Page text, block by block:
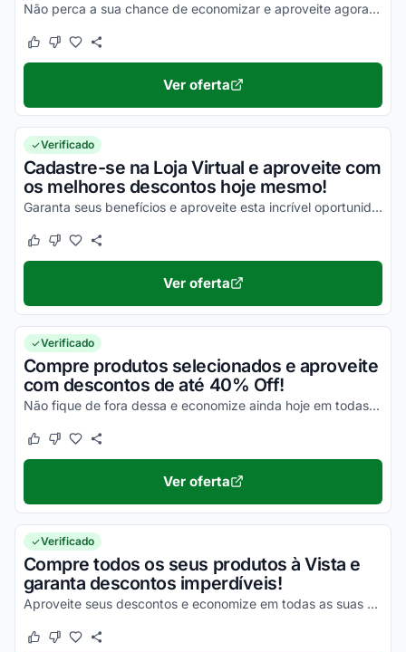
Não perca a sua chance de economizar e aproveite agora mesmo seus benefícios!
Este cupom funcionou
Este cupom não funcionou
Ver oferta
Verificado
Cadastre-se na Loja Virtual e aproveite com
os melhores descontos hoje mesmo!
Garanta seus benefícios e aproveite esta incrível oportunidade para economizar!
Este cupom funcionou
Este cupom não funcionou
Ver oferta
Verificado
Compre produtos selecionados e aproveite
com descontos de até 40% Off!
Não fique de fora dessa e economize ainda hoje em todas as suas compras!
Este cupom funcionou
Este cupom não funcionou
Ver oferta
Verificado
Compre todos os seus produtos à Vista e
garanta descontos imperdíveis!
Aproveite seus descontos e economize em todas as suas compras online ainda hoje!
Este cupom funcionou
Este cupom não funcionou